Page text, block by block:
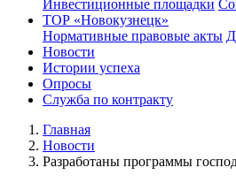
Инвестиционные площадки
ТОР «Новокузнецк»
Нормативные правовые акты
Новости
Истории успеха
Опросы
Служба по контракту
Главная
Новости
Разработаны программы